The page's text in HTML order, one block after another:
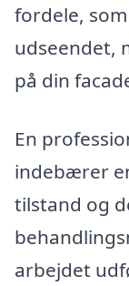
fordele,
udseendet,
på din
En
indebærer
tilstand og
arbejdet